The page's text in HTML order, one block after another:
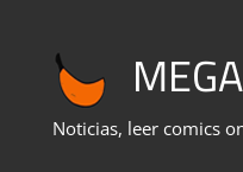
contenido
Noticias, leer comics